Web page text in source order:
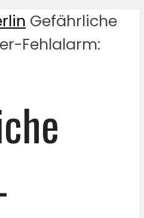
Gefährliche
Fehlalarm: